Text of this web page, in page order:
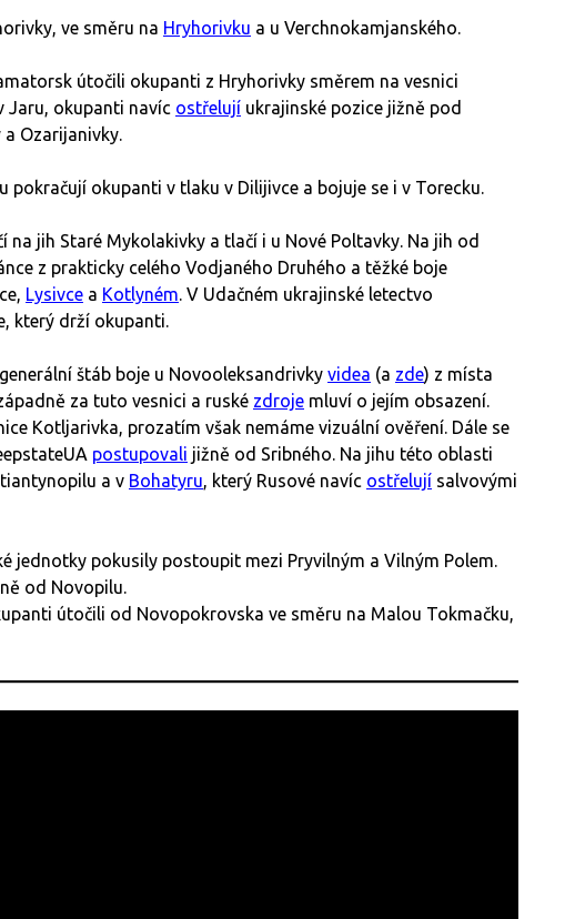
ve směru na Hryhorivku a u Verchnokamjanského.
útočili okupanti z Hryhorivky směrem na vesnici
Jaru, okupanti navíc ostřelují ukrajinské pozice jižně pod
Ozarijanivky.
pokračují okupanti v tlaku v Dilijivce a bojuje se i v Torecku.
jih Staré Mykolakivky a tlačí i u Nové Poltavky. Na jih od
z prakticky celého Vodjaného Druhého a těžké boje
Lysivce a Kotlyném. V Udačném ukrajinské letectvo
který drží okupanti.
štáb boje u Novooleksandrivky videa (a zde) z místa
za tuto vesnici a ruské zdroje mluví o jejím obsazení.
Kotljarivka, prozatím však nemáme vizuální ověření. Dále se
postupovali jižně od Sribného. Na jihu této oblasti
a v Bohatyru, který Rusové navíc ostřelují salvovými
jednotky pokusily postoupit mezi Pryvilným a Vilným Polem.
od Novopilu.
útočili od Novopokrovska ve směru na Malou Tokmačku,